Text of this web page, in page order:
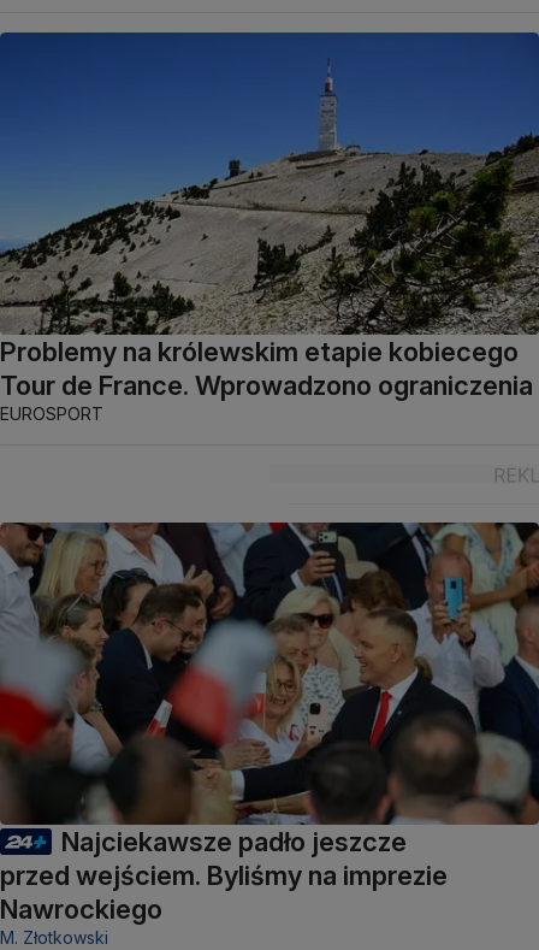
Problemy na królewskim etapie kobiecego
Tour de France. Wprowadzono ograniczenia
EUROSPORT
Najciekawsze padło jeszcze
przed wejściem. Byliśmy na imprezie
Nawrockiego
M. Złotkowski